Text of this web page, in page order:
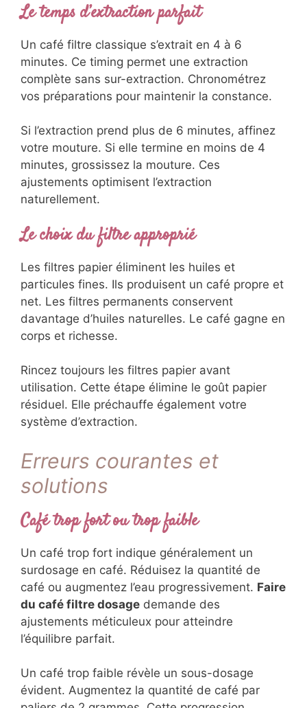
Le temps d’extraction parfait
Un café filtre classique s’extrait en 4 à 6
minutes. Ce timing permet une extraction
complète sans sur-extraction. Chronométrez
vos préparations pour maintenir la constance.
Si l’extraction prend plus de 6 minutes, affinez
votre mouture. Si elle termine en moins de 4
minutes, grossissez la mouture. Ces
ajustements optimisent l’extraction
naturellement.
Le choix du filtre approprié
Les filtres papier éliminent les huiles et
particules fines. Ils produisent un café propre et
net. Les filtres permanents conservent
davantage d’huiles naturelles. Le café gagne en
corps et richesse.
Rincez toujours les filtres papier avant
utilisation. Cette étape élimine le goût papier
résiduel. Elle préchauffe également votre
système d’extraction.
Erreurs courantes et
solutions
Café trop fort ou trop faible
Un café trop fort indique généralement un
surdosage en café. Réduisez la quantité de
café ou augmentez l’eau progressivement. Faire
du café filtre dosage demande des
ajustements méticuleux pour atteindre
l’équilibre parfait.
Un café trop faible révèle un sous-dosage
évident. Augmentez la quantité de café par